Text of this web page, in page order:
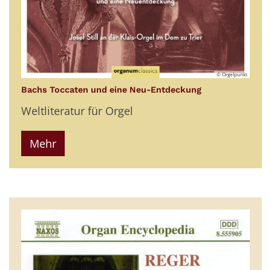
© Orgelpunkt
Bachs Toccaten und eine Neu-Entdeckung:
Weltliteratur für Orgel
Mehr